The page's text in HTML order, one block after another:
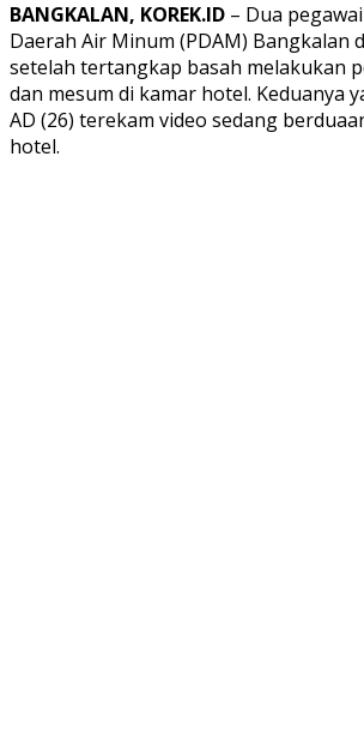
BANGKALAN, KOREK.ID – Dua
Daerah Air Minum (PDAM) Bangkalan
setelah tertangkap basah melakukan
dan mesum di kamar hotel. Keduanya
AD (26) terekam video sedang
hotel.